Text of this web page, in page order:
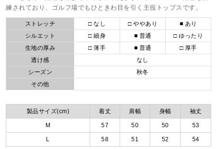
練されており、ゴルフ場でもひときわ目を引く主役トップスです。
ストレッチ □ なし □ ややあり
■ あり
シルエット
□ 細身 ■ 普通
□ ゆったり
生地の厚み
□ 薄手 ■ 普通
□ 厚手
透け感
なし
シーズン
秋冬
その他
製品サイズ(cm) 着丈 肩幅 身幅 袖丈
M 57 50 50 53
L 58 51 52 54